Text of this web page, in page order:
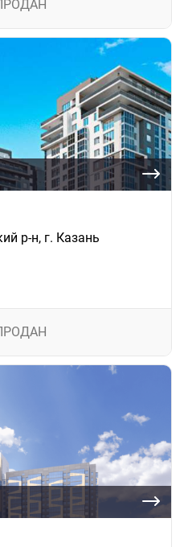
р-н, г. Казань